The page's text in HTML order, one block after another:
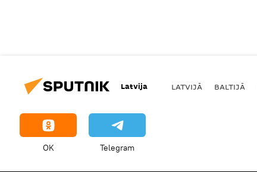
Latvija LATVIJĀ BALTIJĀ
OK Telegram